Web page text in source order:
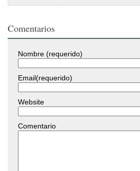
Comentarios
Nombre (requerido)
Email(requerido)
Website
Comentario